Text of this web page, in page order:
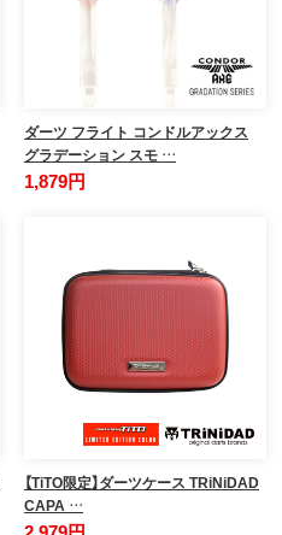
ダーツ フライト コンドルアックス
グラデーション スモ …
1,879円
【TiTO限定】ダーツケース TRiNiDAD
CAPA …